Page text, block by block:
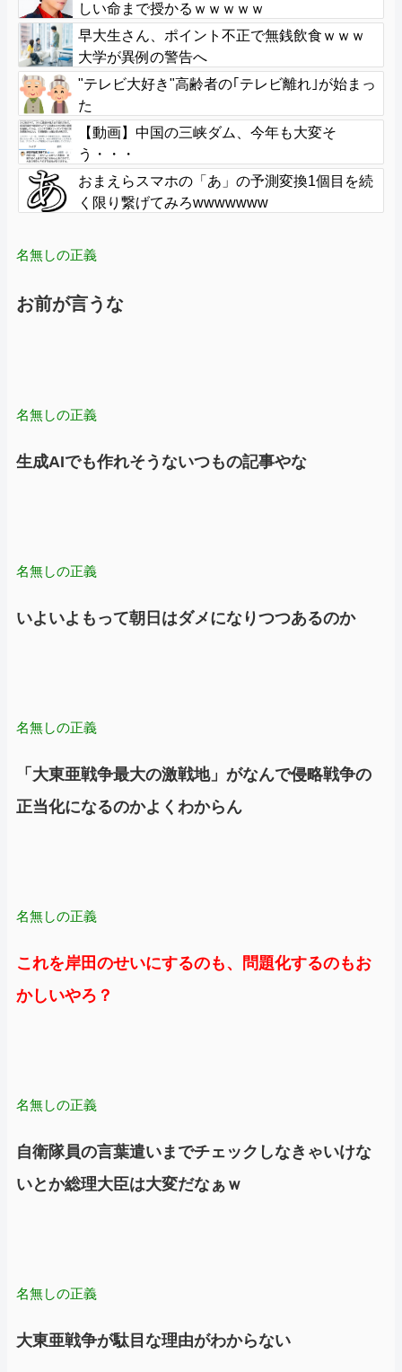
しい命まで授かるｗｗｗｗｗ
早大生さん、ポイント不正で無銭飲食ｗｗｗ
大学が異例の警告へ
"テレビ大好き"高齢者の｢テレビ離れ｣が始まっ
た
【動画】中国の三峡ダム、今年も大変そ
う・・・
おまえらスマホの「あ」の予測変換1個目を続
く限り繋げてみろwwwwwww
名無しの正義
お前が言うな
名無しの正義
生成AIでも作れそうないつもの記事やな
名無しの正義
いよいよもって朝日はダメになりつつあるのか
名無しの正義
「大東亜戦争最大の激戦地」がなんで侵略戦争の
正当化になるのかよくわからん
名無しの正義
これを岸田のせいにするのも、問題化するのもお
かしいやろ？
名無しの正義
自衛隊員の言葉遣いまでチェックしなきゃいけな
いとか総理大臣は大変だなぁｗ
名無しの正義
大東亜戦争が駄目な理由がわからない